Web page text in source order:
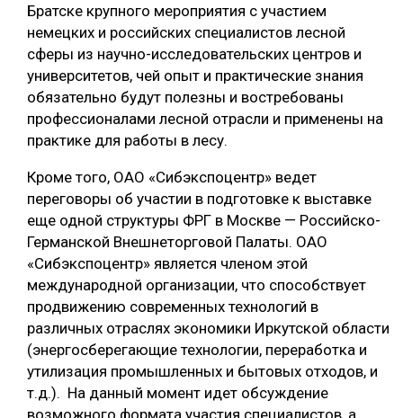
Братске крупного мероприятия с участием
немецких и российских специалистов лесной
сферы из научно-исследовательских центров и
университетов, чей опыт и практические знания
обязательно будут полезны и востребованы
профессионалами лесной отрасли и применены на
практике для работы в лесу.
Кроме того, ОАО «Сибэкспоцентр» ведет
переговоры об участии в подготовке к выставке
еще одной структуры ФРГ в Москве — Российско-
Германской Внешнеторговой Палаты. ОАО
«Сибэкспоцентр» является членом этой
международной организации, что способствует
продвижению современных технологий в
различных отраслях экономики Иркутской области
(энергосберегающие технологии, переработка и
утилизация промышленных и бытовых отходов, и
т.д.). На данный момент идет обсуждение